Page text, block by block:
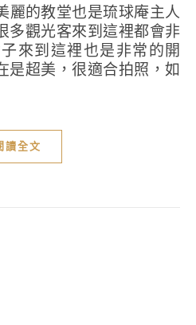
多觀光客來到這裡都會非
來到這裡也是非常的開
是超美，很適合拍照，如
讀全文